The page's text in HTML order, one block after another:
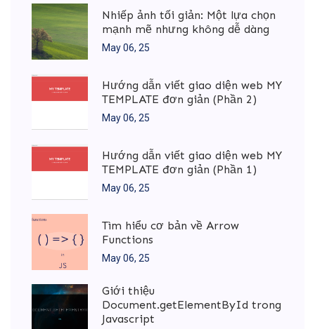
Nhiếp ảnh tối giản: Một lựa chọn
mạnh mẽ nhưng không dễ dàng
May 06, 25
Hướng dẫn viết giao diện web MY
TEMPLATE đơn giản (Phần 2)
May 06, 25
Hướng dẫn viết giao diện web MY
TEMPLATE đơn giản (Phần 1)
May 06, 25
Tìm hiểu cơ bản về Arrow
Functions
May 06, 25
Giới thiệu
Document.getElementById trong
Javascript